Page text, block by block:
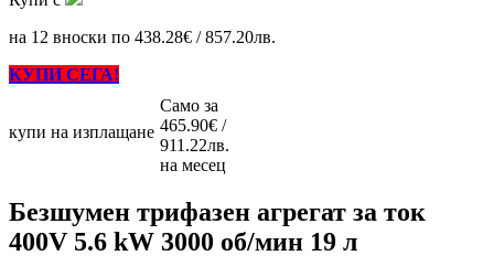
на 12 вноски по 438.28€ / 857.20лв.
КУПИ СЕГА!
купи на изплащане
Само за
465.90€ /
911.22лв.
на месец
Безшумен трифазен агрегат за ток
400V 5.6 kW 3000 об/мин 19 л